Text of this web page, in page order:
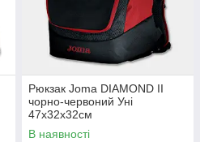
Рюкзак Joma DIAMOND II
чорно-червоний Уні
47х32х32см
В наявності